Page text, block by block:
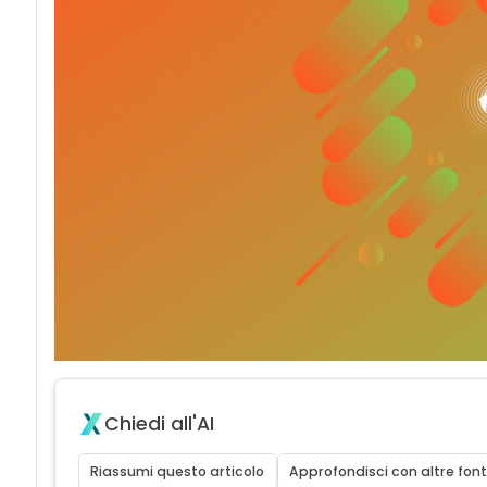
Chiedi all'AI
Riassumi questo articolo Approfondisci con altre